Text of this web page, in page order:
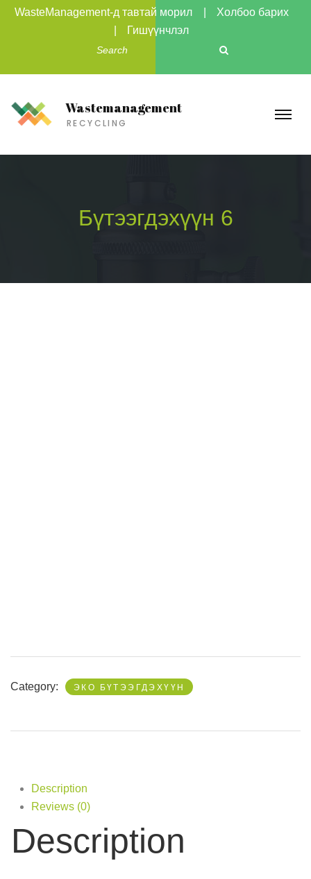
WasteManagement-д тавтай морил
Холбоо барих
Гишүүнчлэл
Wastemanagement
RECYCLING
Бүтээгдэхүүн 6
Category: ЭКО БҮТЭЭГДЭХҮҮН
Description
Reviews (0)
Description